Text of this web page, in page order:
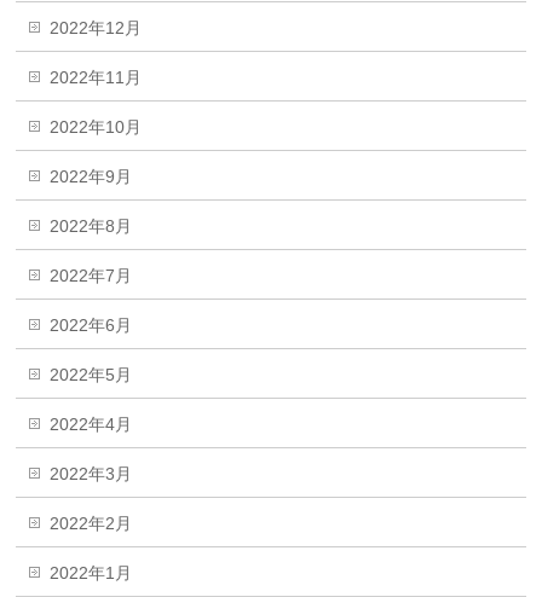
2022年12月
2022年11月
2022年10月
2022年9月
2022年8月
2022年7月
2022年6月
2022年5月
2022年4月
2022年3月
2022年2月
2022年1月